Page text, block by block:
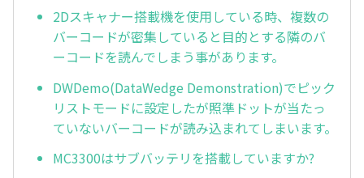
2Dスキャナー搭載機を使用している時、複数の
バーコードが密集していると目的とする隣のバ
ーコードを読んでしまう事があります。
DWDemo(DataWedge Demonstration)でピック
リストモードに設定したが照準ドットが当たっ
ていないバーコードが読み込まれてしまいます。
MC3300はサブバッテリを搭載していますか?